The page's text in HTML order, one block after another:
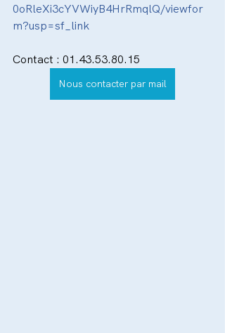
0oRleXi3cYVWiyB4HrRmqlQ/viewfor
m?usp=sf_link
Contact : 01.43.53.80.15
Nous contacter par mail